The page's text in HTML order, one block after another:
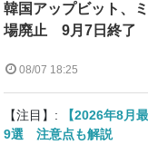
韓国アップビット、
場廃止 9月7日終了
08/07 18:25
【注目】:
【2026年8月
9選 注意点も解説